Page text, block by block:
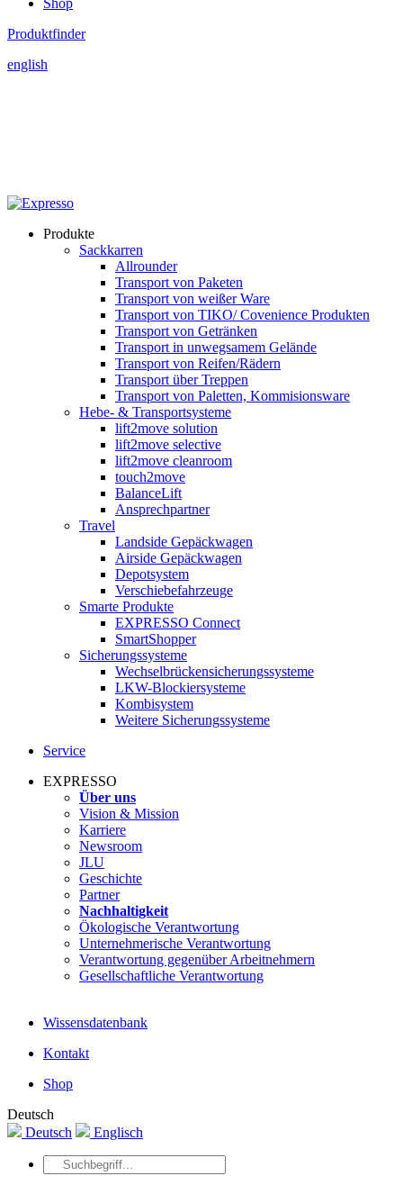
Shop
Produktfinder
english
Produkte
Sackkarren
Allrounder
Transport von Paketen
Transport von weißer Ware
Transport von TIKO/ Covenience Produkten
Transport von Getränken
Transport in unwegsamem Gelände
Transport von Reifen/Rädern
Transport über Treppen
Transport von Paletten, Kommisionsware
Hebe- & Transportsysteme
lift2move solution
lift2move selective
lift2move cleanroom
touch2move
BalanceLift
Ansprechpartner
Travel
Landside Gepäckwagen
Airside Gepäckwagen
Depotsystem
Verschiebefahrzeuge
Smarte Produkte
EXPRESSO Connect
SmartShopper
Sicherungssysteme
Wechselbrückensicherungssysteme
LKW-Blockiersysteme
Kombisystem
Weitere Sicherungssysteme
Service
EXPRESSO
Über uns
Vision & Mission
Karriere
Newsroom
JLU
Geschichte
Partner
Nachhaltigkeit
Ökologische Verantwortung
Unternehmerische Verantwortung
Verantwortung gegenüber Arbeitnehmern
Gesellschaftliche Verantwortung
Wissensdatenbank
Kontakt
Shop
Deutsch
Deutsch
Englisch